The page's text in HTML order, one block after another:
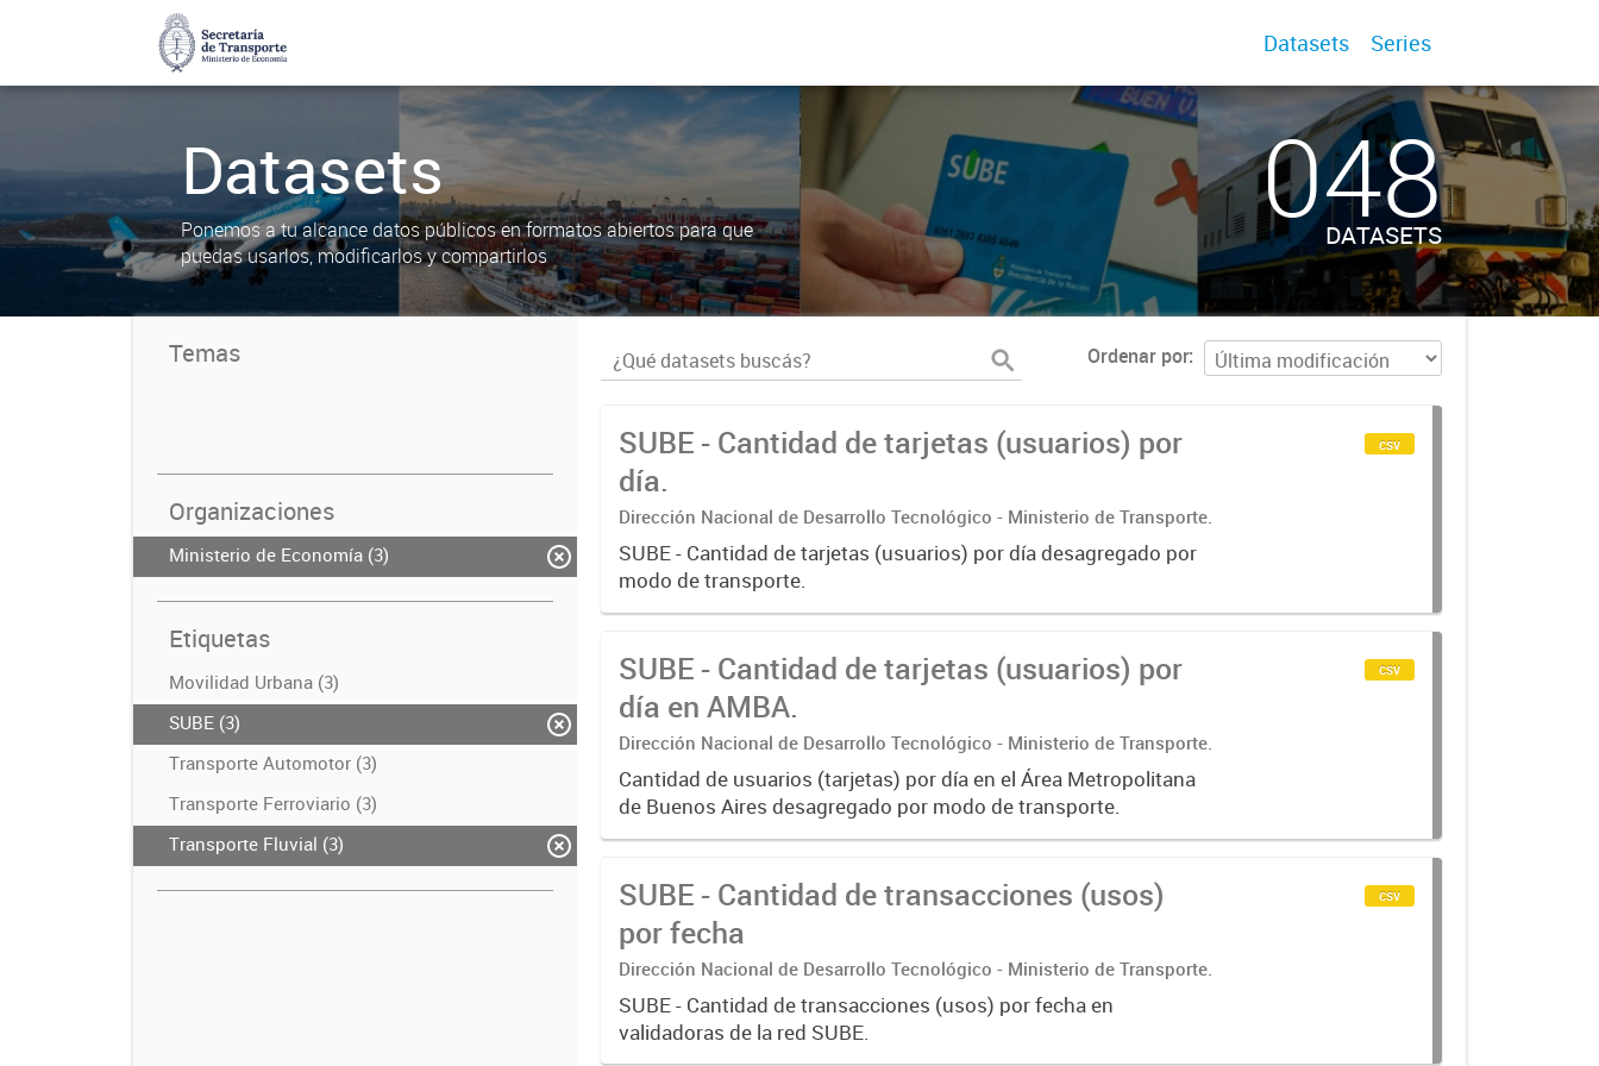
Datasets Series
Datasets
Ponemos a tu alcance datos públicos en formatos abiertos para que
puedas usarlos, modificarlos y compartirlos
048
DATASETS
Temas
Organizaciones
Ministerio de Economía (3)
Etiquetas
Movilidad Urbana (3)
SUBE (3)
Transporte Automotor (3)
Transporte Ferroviario (3)
Transporte Fluvial (3)
Ordenar por
SUBE - Cantidad de tarjetas (usuarios) por
día.
Dirección Nacional de Desarrollo Tecnológico - Ministerio de Transporte.
SUBE - Cantidad de tarjetas (usuarios) por día desagregado por
modo de transporte.
csv
SUBE - Cantidad de tarjetas (usuarios) por
día en AMBA.
Dirección Nacional de Desarrollo Tecnológico - Ministerio de Transporte.
Cantidad de usuarios (tarjetas) por día en el Área Metropolitana
de Buenos Aires desagregado por modo de transporte.
csv
SUBE - Cantidad de transacciones (usos)
por fecha
Dirección Nacional de Desarrollo Tecnológico - Ministerio de Transporte.
SUBE - Cantidad de transacciones (usos) por fecha en
validadoras de la red SUBE.
csv